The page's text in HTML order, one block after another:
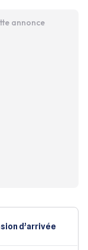
annonce
d’arrivée